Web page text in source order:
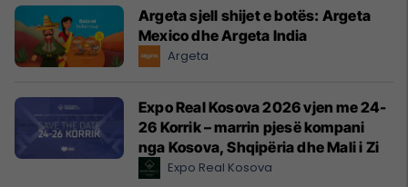
Argeta sjell shijet e botës: Argeta
Mexico dhe Argeta India
Argeta
Expo Real Kosova 2026 vjen me 24-
26 Korrik – marrin pjesë kompani
nga Kosova, Shqipëria dhe Mali i Zi
Expo Real Kosova